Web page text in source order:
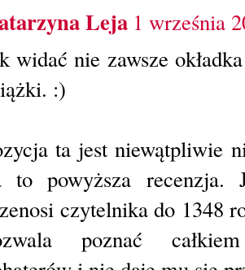
Leja 1 września
widać nie zawsze
:)
ta jest niewątpliwie
to powyższa recenzja.
czytelnika do 1348
poznać